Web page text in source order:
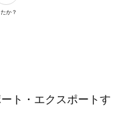
か？
ト・エクスポートす